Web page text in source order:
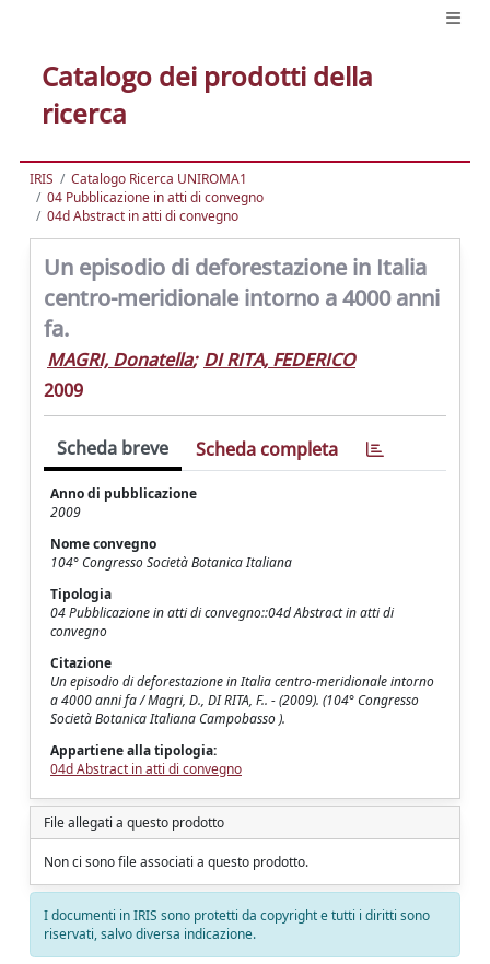
Catalogo dei prodotti della
ricerca
IRIS
Catalogo Ricerca UNIROMA1
04 Pubblicazione in atti di convegno
04d Abstract in atti di convegno
Un episodio di deforestazione in Italia
centro-meridionale intorno a 4000 anni
fa.
MAGRI, Donatella; DI RITA, FEDERICO
2009
Scheda breve Scheda completa
Anno di pubblicazione
2009
Nome convegno
104° Congresso Società Botanica Italiana
Tipologia
04 Pubblicazione in atti di convegno::04d Abstract in atti di
convegno
Citazione
Un episodio di deforestazione in Italia centro-meridionale intorno
a 4000 anni fa / Magri, D., DI RITA, F.. - (2009). (104° Congresso
Società Botanica Italiana Campobasso ).
Appartiene alla tipologia:
04d Abstract in atti di convegno
File allegati a questo prodotto
Non ci sono file associati a questo prodotto.
I documenti in IRIS sono protetti da copyright e tutti i diritti sono
riservati, salvo diversa indicazione.